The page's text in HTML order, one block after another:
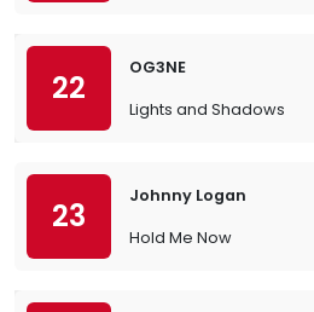
22
OG3NE
Lights and Shadows
23
Johnny Logan
Hold Me Now